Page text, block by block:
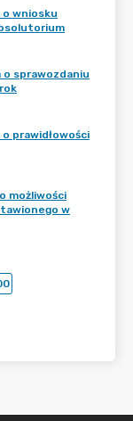
o wniosku
o sprawozdaniu
o prawidłowości
możliwości
w